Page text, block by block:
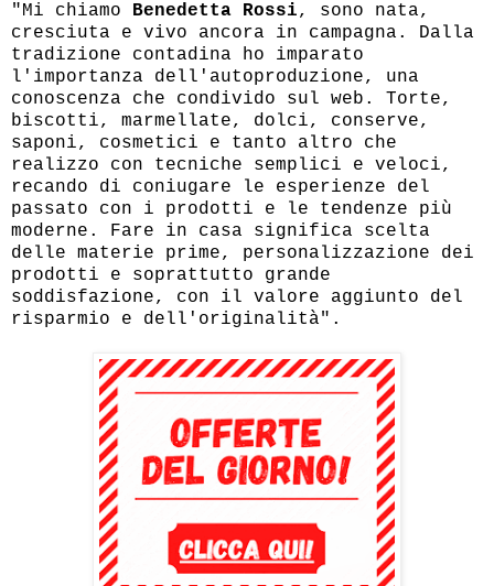
"Mi chiamo Benedetta Rossi, sono nata,
cresciuta e vivo ancora in campagna. Dalla
tradizione contadina ho imparato
l'importanza dell'autoproduzione, una
conoscenza che condivido sul web. Torte,
biscotti, marmellate, dolci, conserve,
saponi, cosmetici e tanto altro che
realizzo con tecniche semplici e veloci,
recando di coniugare le esperienze del
passato con i prodotti e le tendenze più
moderne. Fare in casa significa scelta
delle materie prime, personalizzazione dei
prodotti e soprattutto grande
soddisfazione, con il valore aggiunto del
risparmio e dell'originalità".